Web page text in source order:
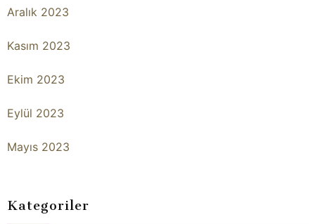
Aralık 2023
Kasım 2023
Ekim 2023
Eylül 2023
Mayıs 2023
Kategoriler